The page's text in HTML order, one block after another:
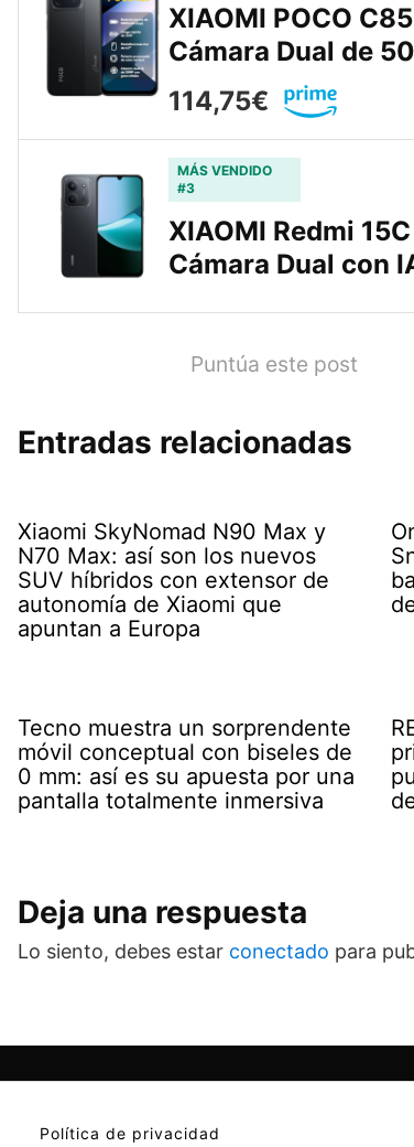
XIAOMI POCO
Cámara Dual de
114,75€
MÁS VENDIDO
#3
XIAOMI Redmi
Cámara Dual con
Puntúa este post
Entradas relacionadas
Xiaomi SkyNomad N90 Max y
N70 Max: así son los nuevos
SUV híbridos con extensor de
autonomía de Xiaomi que
apuntan a Europa
Tecno muestra un sorprendente
móvil conceptual con biseles de
0 mm: así es su apuesta por una
pantalla totalmente inmersiva
Deja una respuesta
Lo siento, debes estar conectado para
Política de privacidad